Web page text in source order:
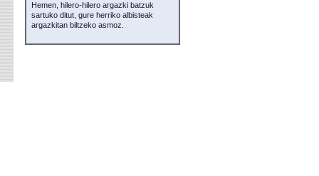
Hemen, hilero-hilero argazki batzuk
sartuko ditut, gure herriko albisteak
argazkitan biltzeko asmoz.